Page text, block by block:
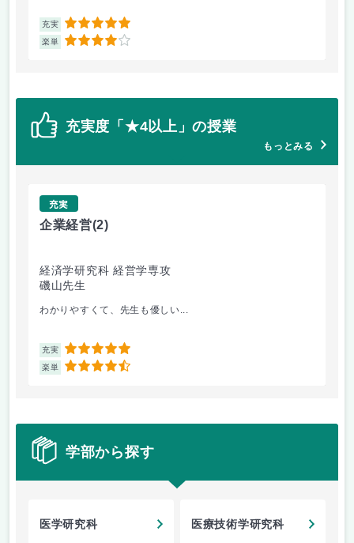
充実 5
楽単 4
充実度「★4以上」の授業
もっとみる
充実
企業経営(2)
経済学研究科 経営学専攻
磯山先生
わかりやすくて、先生も優しい...
充実 5
楽単 4.5
学部から探す
医学研究科 医療技術学研究科